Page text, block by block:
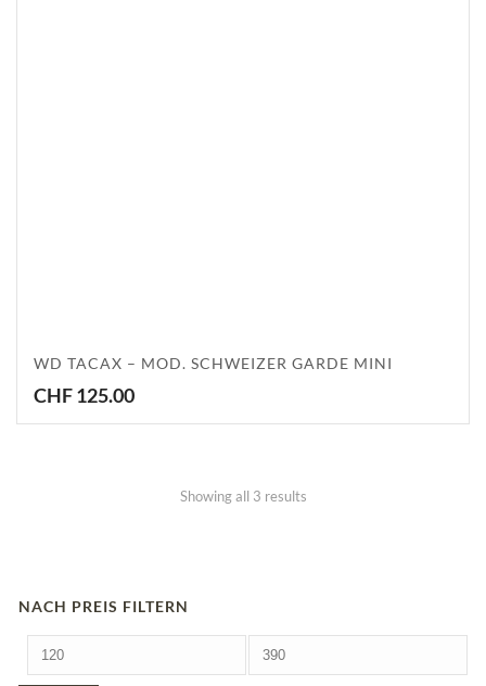
WD TACAX – MOD. SCHWEIZER GARDE MINI
CHF125.00
Showing all 3 results
NACH PREIS FILTERN
Mindestpreis Höchstpreis